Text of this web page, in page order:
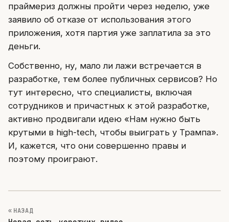
праймериз должны пройти через неделю, уже
заявило об отказе от использования этого
приложения, хотя партия уже заплатила за это
деньги.
Собственно, ну, мало ли лажи встречается в
разработке, тем более публичных сервисов? Но
тут интересно, что специалисты, включая
сотрудников и причастных к этой разработке,
активно продвигали идею «Нам нужно быть
крутыми в high-tech, чтобы выиграть у Трампа».
И, кажется, что они совершенно правы и
поэтому проиграют.
« НАЗАД